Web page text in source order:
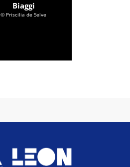
Biaggi
© Priscilia de Selve